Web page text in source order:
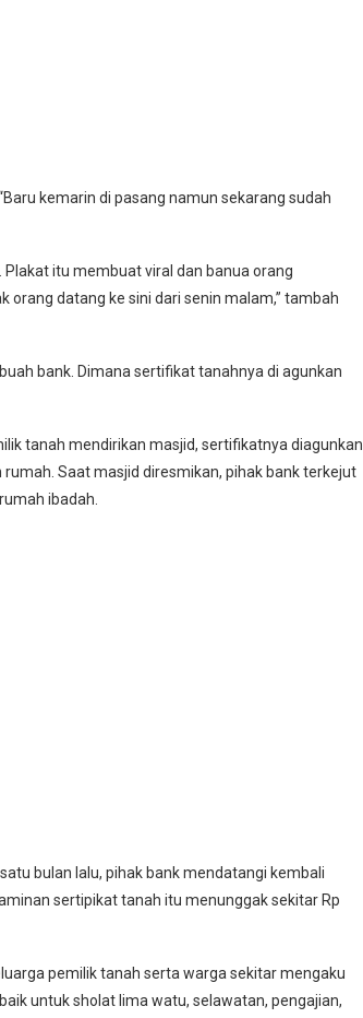
kemarin di pasang namun sekarang sudah
itu membuat viral dan banua orang
datang ke sini dari senin malam,” tambah
bank. Dimana sertifikat tanahnya di agunkan
tanah mendirikan masjid, sertifikatnya diagunkan
Saat masjid diresmikan, pihak bank terkejut
ibadah.
bulan lalu, pihak bank mendatangi kembali
sertipikat tanah itu menunggak sekitar Rp
pemilik tanah serta warga sekitar mengaku
untuk sholat lima watu, selawatan, pengajian,